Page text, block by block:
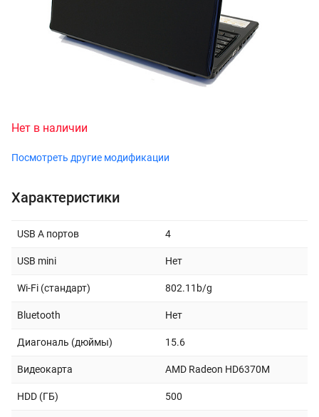
Нет в наличии
Посмотреть другие модификации
Характеристики
USB A портов 4
USB mini Нет
Wi-Fi (стандарт) 802.11b/g
Bluetooth Нет
Диагональ (дюймы) 15.6
Видеокарта AMD Radeon HD6370M
HDD (ГБ) 500